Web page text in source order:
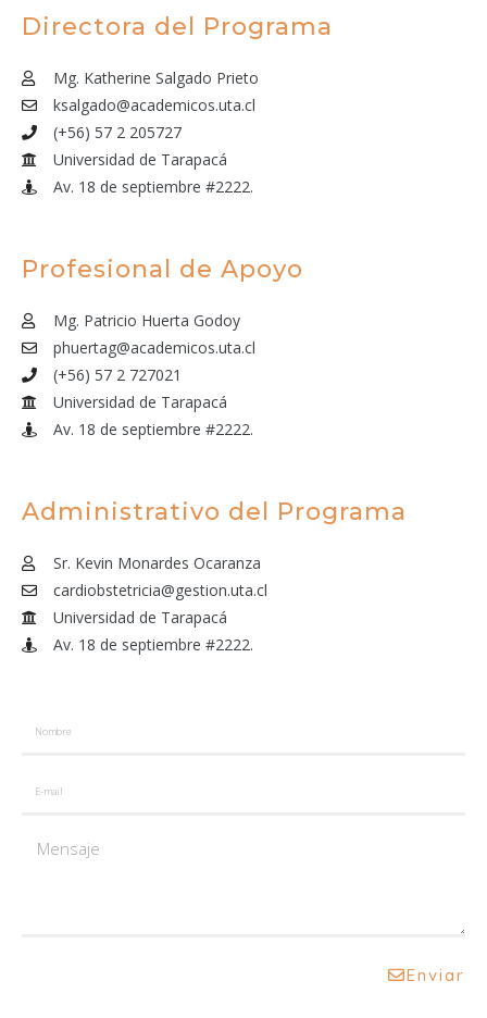
Directora del Programa
Mg. Katherine Salgado Prieto
ksalgado@academicos.uta.cl
(+56) 57 2 205727
Universidad de Tarapacá
Av. 18 de septiembre #2222.
Profesional de Apoyo
Mg. Patricio Huerta Godoy
phuertag@academicos.uta.cl
(+56) 57 2 727021
Universidad de Tarapacá
Av. 18 de septiembre #2222.
Administrativo del Programa
Sr. Kevin Monardes Ocaranza
cardiobstetricia@gestion.uta.cl
Universidad de Tarapacá
Av. 18 de septiembre #2222.
Enviar